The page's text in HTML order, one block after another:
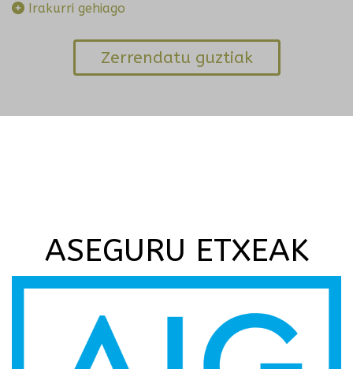
Irakurri gehiago
Zerrendatu guztiak
ASEGURU ETXEAK